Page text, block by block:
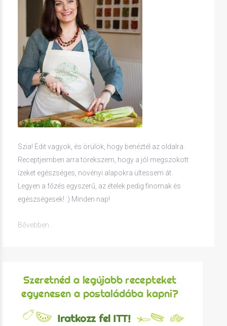
Szia! Edit vagyok, és örülök, hogy benéztél az oldalra.
Receptjeimben arra törekszem, hogy a jól megszokott
ízeket egészséges, növényi alapokra ültessem át.
Legyen a főzés egyszerű, az ételek pedig finomak és
egészségesek! :) Minden nap!
Bővebben...